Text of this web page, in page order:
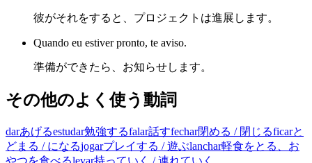
彼がそれをすると、プロジェクトは進展します。
Quando eu estiver pronto, te aviso.
準備ができたら、お知らせします。
その他のよく使う動詞
darあげるestudar勉強するfalar話すfechar閉める / 閉じるficarと
どまる / になるjogarプレイする / 遊ぶlanchar軽食をとる、お
やつを食べるlevar持っていく / 連れていく